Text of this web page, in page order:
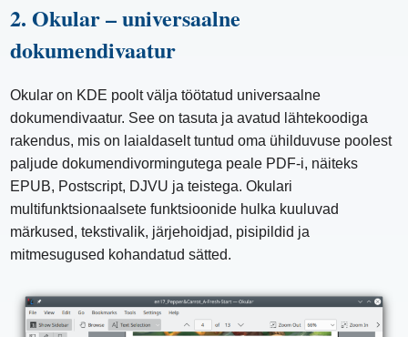
2. Okular – universaalne
dokumendivaatur
Okular on KDE poolt välja töötatud universaalne
dokumendivaatur. See on tasuta ja avatud lähtekoodiga
rakendus, mis on laialdaselt tuntud oma ühilduvuse poolest
paljude dokumendivormingutega peale PDF-i, näiteks
EPUB, Postscript, DJVU ja teistega. Okulari
multifunktsionaalsete funktsioonide hulka kuuluvad
märkused, tekstivalik, järjehoidjad, pisipildid ja
mitmesugused kohandatud sätted.